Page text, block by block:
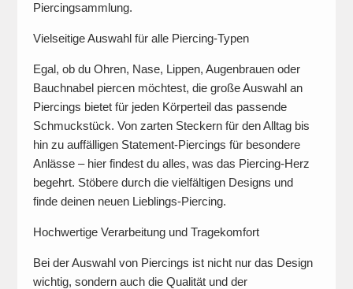
Piercingsammlung.
Vielseitige Auswahl für alle Piercing-Typen
Egal, ob du Ohren, Nase, Lippen, Augenbrauen oder
Bauchnabel piercen möchtest, die große Auswahl an
Piercings bietet für jeden Körperteil das passende
Schmuckstück. Von zarten Steckern für den Alltag bis
hin zu auffälligen Statement-Piercings für besondere
Anlässe – hier findest du alles, was das Piercing-Herz
begehrt. Stöbere durch die vielfältigen Designs und
finde deinen neuen Lieblings-Piercing.
Hochwertige Verarbeitung und Tragekomfort
Bei der Auswahl von Piercings ist nicht nur das Design
wichtig, sondern auch die Qualität und der